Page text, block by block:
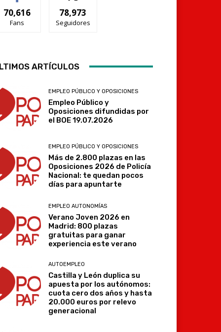
70,616
Fans
78,973
Seguidores
ARTÍCULOS
EMPLEO PÚBLICO Y OPOSICIONES
Empleo Público y
Oposiciones difundidas por
el BOE 19.07.2026
EMPLEO PÚBLICO Y OPOSICIONES
Más de 2.800 plazas en las
Oposiciones 2026 de Policía
Nacional: te quedan pocos
días para apuntarte
EMPLEO AUTONOMÍAS
Verano Joven 2026 en
Madrid: 800 plazas
gratuitas para ganar
experiencia este verano
AUTOEMPLEO
Castilla y León duplica su
apuesta por los autónomos:
cuota cero dos años y hasta
20.000 euros por relevo
generacional